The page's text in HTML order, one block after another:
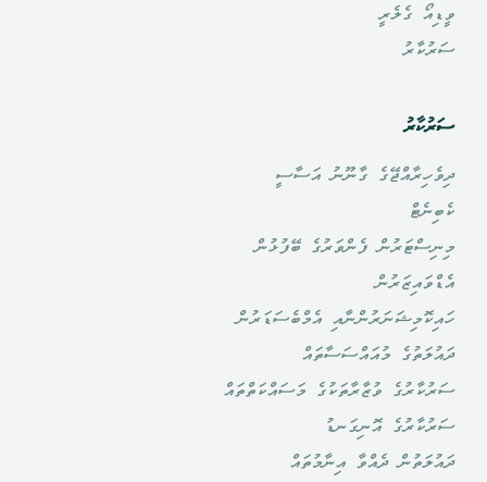
ވީޑިއޯ ގެލެރީ
ސަރުކާރު
ސަރުކާރު
ދިވެހިރާއްޖޭގެ ގާނޫނު އަސާސީ
ކެބިނެޓް
މިނިސްޓަރުން ފެންވަރުގެ ބޭފުޅުން
އެޑްވައިޒަރުން
ހައިކޮމިޝަނަރުންނާއި އެމްބެސަޑަރުން
ދައުލަތުގެ މުއައްސަސާތައް
ސަރުކާރުގެ ވުޒާރާތަކުގެ މަސައްކަތްތައް
ސަރުކާރުގެ އޮނިގަނޑު
ދައުލަތުން ދެއްވާ އިނާމުތައް